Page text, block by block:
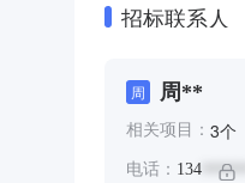
招标联系人
周 周**
相关项目： 3个
电话： 134 ******